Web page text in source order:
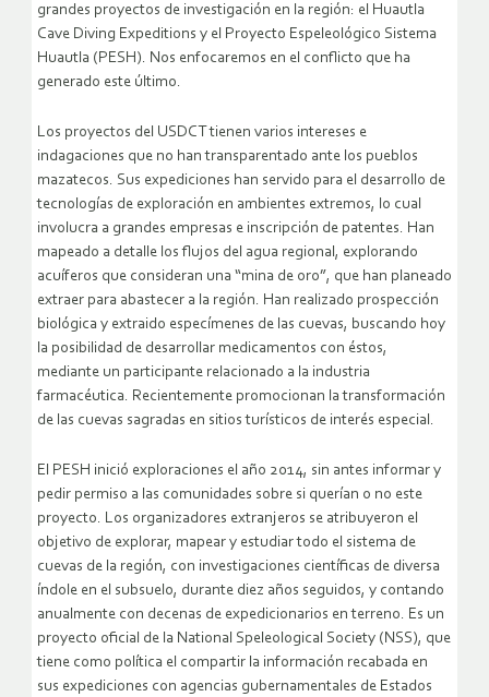
grandes proyectos de investigación en la región: el Huautla
Cave Diving Expeditions y el Proyecto Espeleológico Sistema
Huautla (PESH). Nos enfocaremos en el conflicto que ha
generado este último.
Los proyectos del USDCT tienen varios intereses e
indagaciones que no han transparentado ante los pueblos
mazatecos. Sus expediciones han servido para el desarrollo de
tecnologías de exploración en ambientes extremos, lo cual
involucra a grandes empresas e inscripción de patentes. Han
mapeado a detalle los flujos del agua regional, explorando
acuíferos que consideran una “mina de oro”, que han planeado
extraer para abastecer a la región. Han realizado prospección
biológica y extraido especímenes de las cuevas, buscando hoy
la posibilidad de desarrollar medicamentos con éstos,
mediante un participante relacionado a la industria
farmacéutica. Recientemente promocionan la transformación
de las cuevas sagradas en sitios turísticos de interés especial.
El PESH inició exploraciones el año 2014, sin antes informar y
pedir permiso a las comunidades sobre si querían o no este
proyecto. Los organizadores extranjeros se atribuyeron el
objetivo de explorar, mapear y estudiar todo el sistema de
cuevas de la región, con investigaciones científicas de diversa
índole en el subsuelo, durante diez años seguidos, y contando
anualmente con decenas de expedicionarios en terreno. Es un
proyecto oficial de la National Speleological Society (NSS), que
tiene como política el compartir la información recabada en
sus expediciones con agencias gubernamentales de Estados